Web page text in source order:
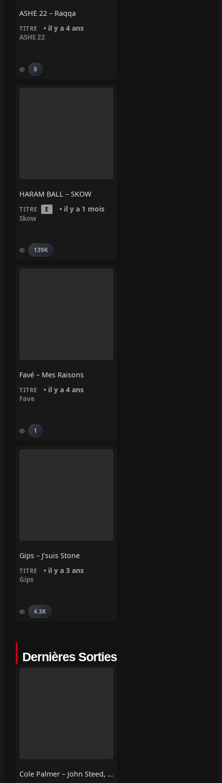
ASHE 22 – Raqqa
TITRE • il y a 4 ans
ASHE 22
8
HARAM BALL – SKOW
TITRE E • il y a 1 mois
Skow
139K
Favé – Mes Raisons
TITRE • il y a 4 ans
Fave
1
Gips – J’suis Stone
TITRE • il y a 3 ans
Gips
4.3K
Dernières Sorties
Cole Palmer – John Steed, Syrus